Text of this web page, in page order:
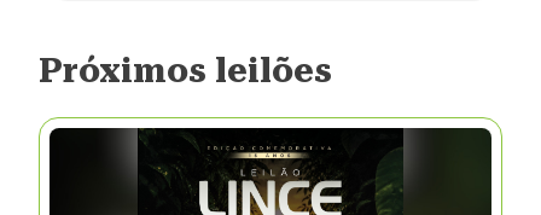
Próximos leilões